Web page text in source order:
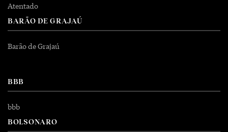
Atentado
BARÃO DE GRAJAÚ
Barão de Grajaú
BBB
bbb
BOLSONARO